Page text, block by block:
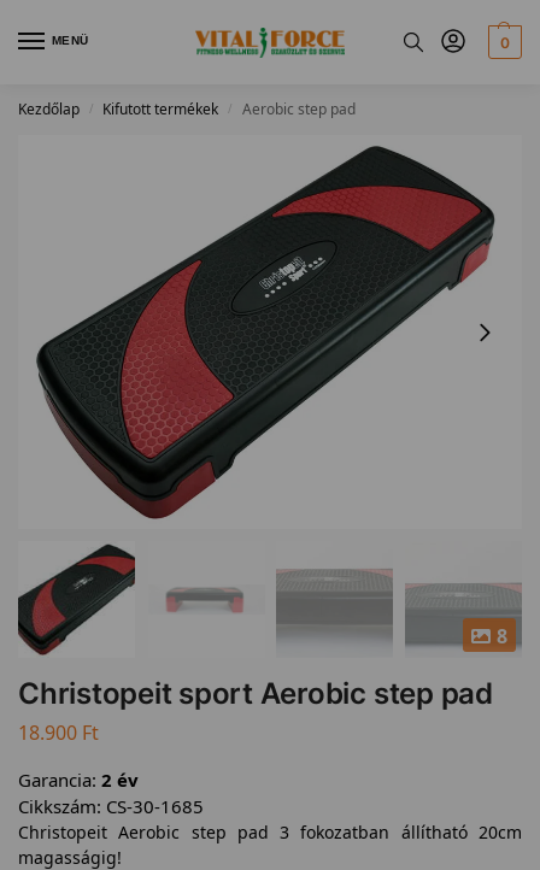
MENÜ 0
Kezdőlap / Kifutott termékek / Aerobic step pad
8
Christopeit sport Aerobic step pad
18.900 Ft
Garancia: 2 év
Cikkszám: CS-30-1685
Christopeit Aerobic step pad 3 fokozatban állítható 20cm
magasságig!